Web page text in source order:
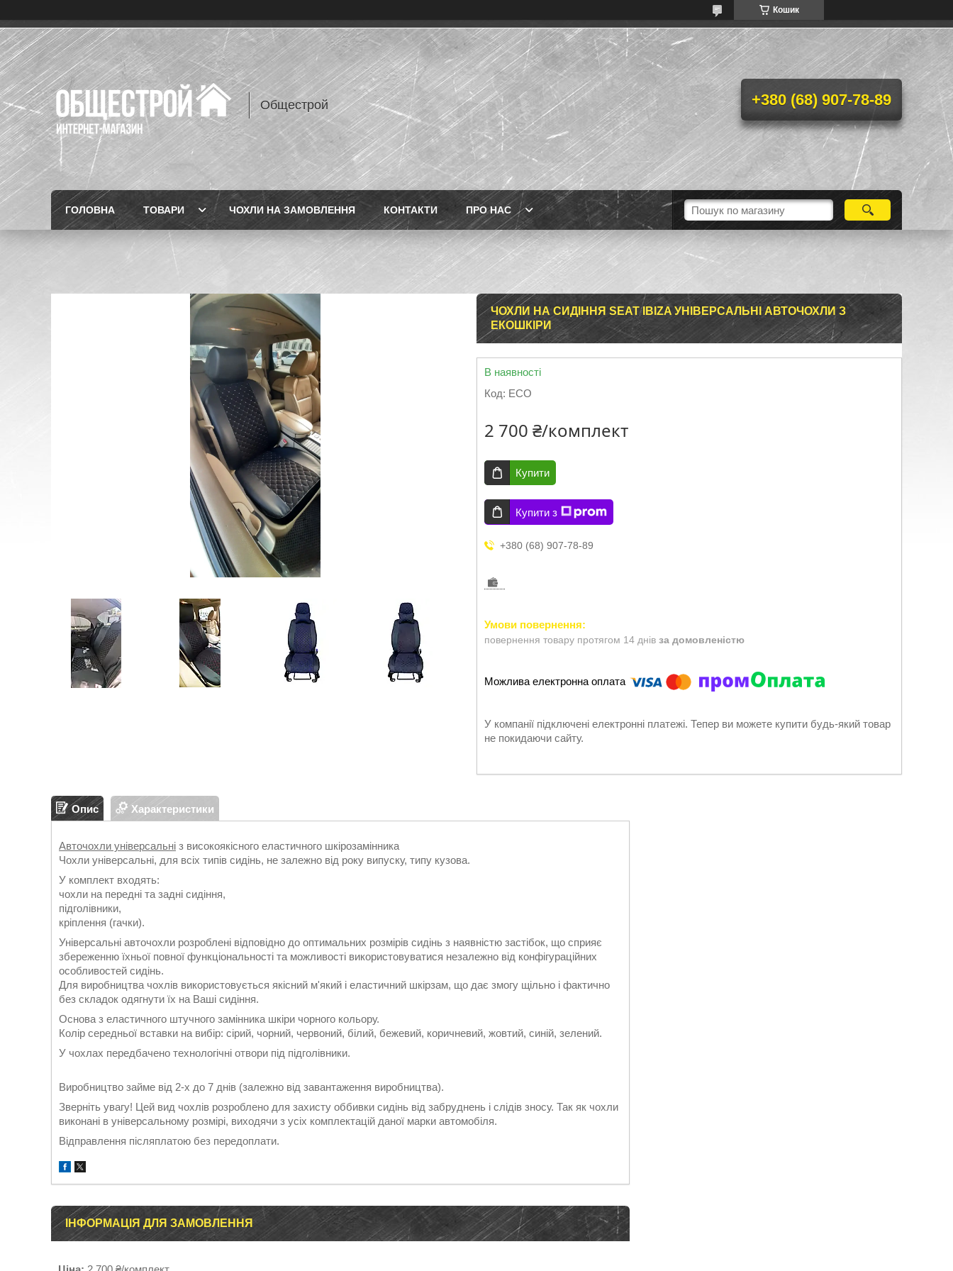
Кошик
Общестрой +380 (68) 907-78-89
ГОЛОВНА ТОВАРИ ЧОХЛИ НА ЗАМОВЛЕННЯ КОНТАКТИ ПРО НАС
ЧОХЛИ НА СИДІННЯ SEAT IBIZA УНІВЕРСАЛЬНІ АВТОЧОХЛИ З
ЕКОШКІРИ
В наявності
Код: ECO
2 700 ₴/комплект
Купити
Купити з
+380 (68) 907-78-89
повернення товару протягом 14 днів за домовленістю
У компанії підключені електронні платежі. Тепер ви можете купити будь-який товар
не покидаючи сайту.
Опис Характеристики
Авточохли універсальні з високоякісного еластичного шкірозамінника
Чохли універсальні, для всіх типів сидінь, не залежно від року випуску, типу кузова.
У комплект входять:
чохли на передні та задні сидіння,
підголівники,
кріплення (гачки).
Універсальні авточохли розроблені відповідно до оптимальних розмірів сидінь з наявністю застібок, що сприяє
збереженню їхньої повної функціональності та можливості використовуватися незалежно від конфігураційних
особливостей сидінь.
Для виробництва чохлів використовується якісний м'який і еластичний шкірзам, що дає змогу щільно і фактично
без складок одягнути їх на Ваші сидіння.
Основа з еластичного штучного замінника шкіри чорного кольору.
Колір середньої вставки на вибір: сірий, чорний, червоний, білий, бежевий, коричневий, жовтий, синій, зелений.
У чохлах передбачено технологічні отвори під підголівники.
Виробництво займе від 2-х до 7 днів (залежно від завантаження виробництва).
Зверніть увагу! Цей вид чохлів розроблено для захисту оббивки сидінь від забруднень і слідів зносу. Так як чохли
виконані в універсальному розмірі, виходячи з усіх комплектацій даної марки автомобіля.
Відправлення післяплатою без передоплати.
ІНФОРМАЦІЯ ДЛЯ ЗАМОВЛЕННЯ